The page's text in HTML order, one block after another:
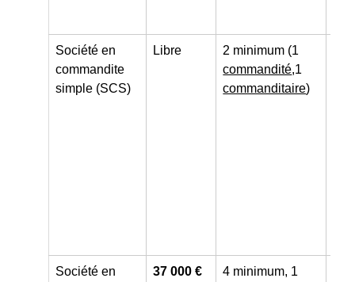
Société en
commandite
simple (SCS)
Libre
2 minimum (1
commandité,1
commanditaire)
Société en
37 000 €
4 minimum, 1